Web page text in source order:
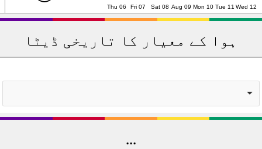
Thu 06 Fri 07 Sat 08 Aug 09 Mon 10 Tue 11 Wed 12
ہوا کے معیار کا تاریخی ڈیٹا
...